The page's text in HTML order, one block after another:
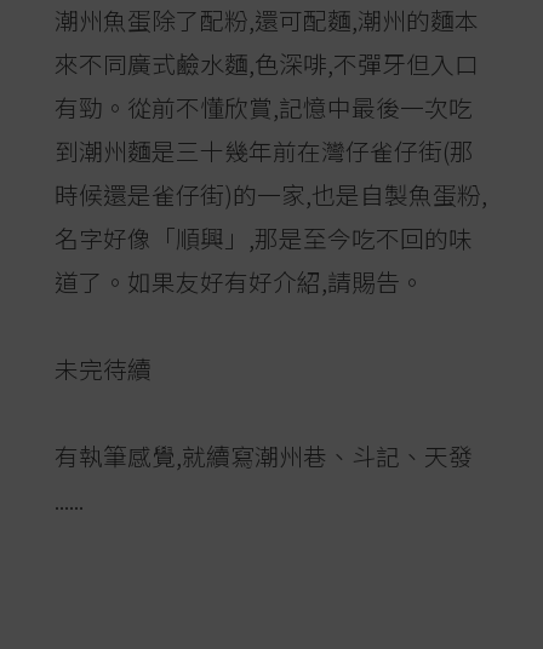
潮州魚蛋除了配粉,還可配麵,潮州的麵本
來不同廣式鹼水麵,色深啡,不彈牙但入口
有勁。從前不懂欣賞,記憶中最後一次吃
到潮州麵是三十幾年前在灣仔雀仔街(那
時候還是雀仔街)的一家,也是自製魚蛋粉,
名字好像「順興」,那是至今吃不回的味
道了。如果友好有好介紹,請賜告。
未完待續
有執筆感覺,就續寫潮州巷、斗記、天發
......